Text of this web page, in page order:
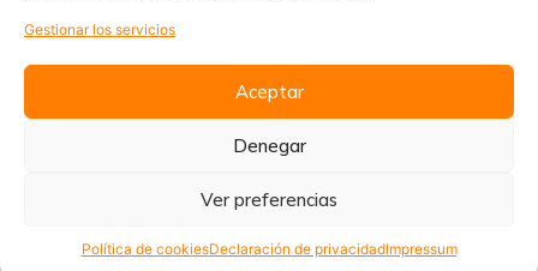
Gestionar los servicios
Aceptar
Denegar
Ver preferencias
Política de cookiesDeclaración de privacidadImpressum